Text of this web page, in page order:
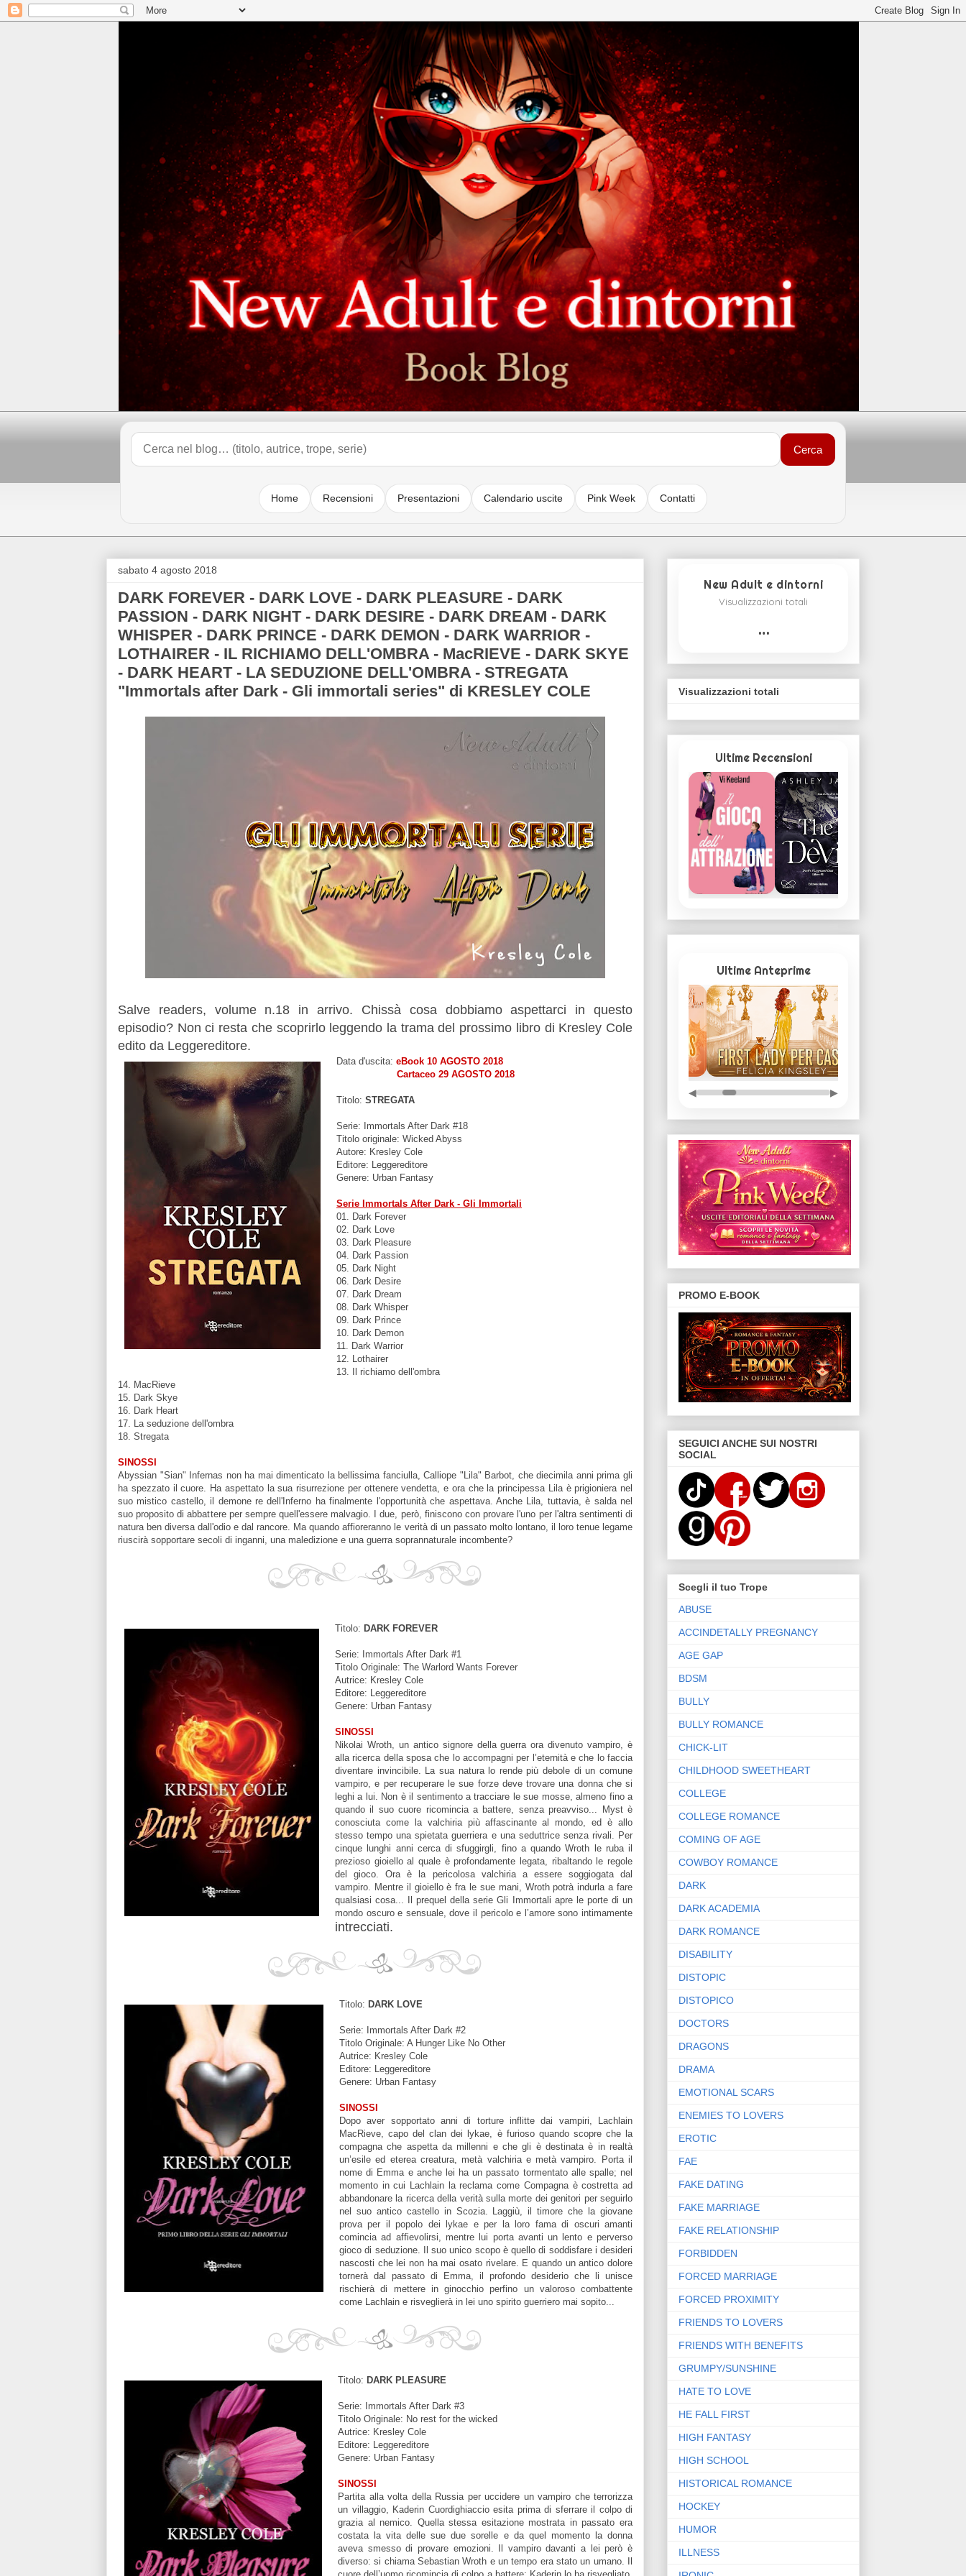
Cerca
Home Recensioni Presentazioni Calendario uscite Pink Week Contatti
sabato 4 agosto 2018
DARK FOREVER - DARK LOVE - DARK PLEASURE - DARK
PASSION - DARK NIGHT - DARK DESIRE - DARK DREAM - DARK
WHISPER - DARK PRINCE - DARK DEMON - DARK WARRIOR -
LOTHAIRER - IL RICHIAMO DELL'OMBRA - MacRIEVE - DARK SKYE
- DARK HEART - LA SEDUZIONE DELL'OMBRA - STREGATA
"Immortals after Dark - Gli immortali series" di KRESLEY COLE
Salve readers, volume n.18 in arrivo. Chissà cosa dobbiamo aspettarci in questo
episodio? Non ci resta che scoprirlo leggendo la trama del prossimo libro di Kresley Cole
edito da Leggereditore.
Data d'uscita: eBook 10 AGOSTO 2018
Cartaceo 29 AGOSTO 2018
Titolo: STREGATA
Serie: Immortals After Dark #18
Titolo originale: Wicked Abyss
Autore: Kresley Cole
Editore: Leggereditore
Genere: Urban Fantasy
Serie Immortals After Dark - Gli Immortali
01. Dark Forever
02. Dark Love
03. Dark Pleasure
04. Dark Passion
05. Dark Night
06. Dark Desire
07. Dark Dream
08. Dark Whisper
09. Dark Prince
10. Dark Demon
11. Dark Warrior
12. Lothairer
13. Il richiamo dell'ombra
14. MacRieve
15. Dark Skye
16. Dark Heart
17. La seduzione dell'ombra
18. Stregata
SINOSSI
Abyssian "Sian" Infernas non ha mai dimenticato la bellissima fanciulla, Calliope "Lila" Barbot, che diecimila anni prima gli
ha spezzato il cuore. Ha aspettato la sua risurrezione per ottenere vendetta, e ora che la principessa Lila è prigioniera nel
suo mistico castello, il demone re dell'Inferno ha finalmente l'opportunità che aspettava. Anche Lila, tuttavia, è salda nel
suo proposito di abbattere per sempre quell'essere malvagio. I due, però, finiscono con provare l'uno per l'altra sentimenti di
natura ben diversa dall'odio e dal rancore. Ma quando affioreranno le verità di un passato molto lontano, il loro tenue legame
riuscirà sopportare secoli di inganni, una maledizione e una guerra soprannaturale incombente?
Titolo: DARK FOREVER
Serie: Immortals After Dark #1
Titolo Originale: The Warlord Wants Forever
Autrice: Kresley Cole
Editore: Leggereditore
Genere: Urban Fantasy
SINOSSI
Nikolai Wroth, un antico signore della guerra ora divenuto vampiro, è
alla ricerca della sposa che lo accompagni per l’eternità e che lo faccia
diventare invincibile. La sua natura lo rende più debole di un comune
vampiro, e per recuperare le sue forze deve trovare una donna che si
leghi a lui. Non è il sentimento a tracciare le sue mosse, almeno fino a
quando il suo cuore ricomincia a battere, senza preavviso... Myst è
conosciuta come la valchiria più affascinante al mondo, ed è allo
stesso tempo una spietata guerriera e una seduttrice senza rivali. Per
cinque lunghi anni cerca di sfuggirgli, fino a quando Wroth le ruba il
prezioso gioiello al quale è profondamente legata, ribaltando le regole
del gioco. Ora è la pericolosa valchiria a essere soggiogata dal
vampiro. Mentre il gioiello è fra le sue mani, Wroth potrà indurla a fare
qualsiasi cosa... Il prequel della serie Gli Immortali apre le porte di un
mondo oscuro e sensuale, dove il pericolo e l’amore sono intimamente
intrecciati.
Titolo: DARK LOVE
Serie: Immortals After Dark #2
Titolo Originale: A Hunger Like No Other
Autrice: Kresley Cole
Editore: Leggereditore
Genere: Urban Fantasy
SINOSSI
Dopo aver sopportato anni di torture inflitte dai vampiri, Lachlain
MacRieve, capo del clan dei lykae, è furioso quando scopre che la
compagna che aspetta da millenni e che gli è destinata è in realtà
un’esile ed eterea creatura, metà valchiria e metà vampiro. Porta il
nome di Emma e anche lei ha un passato tormentato alle spalle; nel
momento in cui Lachlain la reclama come Compagna è costretta ad
abbandonare la ricerca della verità sulla morte dei genitori per seguirlo
nel suo antico castello in Scozia. Laggiù, il timore che la giovane
prova per il popolo dei lykae e per la loro fama di oscuri amanti
comincia ad affievolirsi, mentre lui porta avanti un lento e perverso
gioco di seduzione. Il suo unico scopo è quello di soddisfare i desideri
nascosti che lei non ha mai osato rivelare. E quando un antico dolore
tornerà dal passato di Emma, il profondo desiderio che li unisce
rischierà di mettere in ginocchio perfino un valoroso combattente
come Lachlain e risveglierà in lei uno spirito guerriero mai sopito...
Titolo: DARK PLEASURE
Serie: Immortals After Dark #3
Titolo Originale: No rest for the wicked
Autrice: Kresley Cole
Editore: Leggereditore
Genere: Urban Fantasy
SINOSSI
Partita alla volta della Russia per uccidere un vampiro che terrorizza
un villaggio, Kaderin Cuordighiaccio esita prima di sferrare il colpo di
grazia al nemico. Quella stessa esitazione mostrata in passato era
costata la vita delle sue due sorelle e da quel momento la donna
aveva smesso di provare emozioni. Il vampiro davanti a lei però è
diverso: si chiama Sebastian Wroth e un tempo era stato un umano. Il
New Adult e dintorni
Visualizzazioni totali
…
Visualizzazioni totali
Ultime Recensioni
Ultime Anteprime
◀ ▶
PROMO E-BOOK
SEGUICI ANCHE SUI NOSTRI
SOCIAL
Scegli il tuo Trope
ABUSE
ACCINDETALLY PREGNANCY
AGE GAP
BDSM
BULLY
BULLY ROMANCE
CHICK-LIT
CHILDHOOD SWEETHEART
COLLEGE
COLLEGE ROMANCE
COMING OF AGE
COWBOY ROMANCE
DARK
DARK ACADEMIA
DARK ROMANCE
DISABILITY
DISTOPIC
DISTOPICO
DOCTORS
DRAGONS
DRAMA
EMOTIONAL SCARS
ENEMIES TO LOVERS
EROTIC
FAE
FAKE DATING
FAKE MARRIAGE
FAKE RELATIONSHIP
FORBIDDEN
FORCED MARRIAGE
FORCED PROXIMITY
FRIENDS TO LOVERS
FRIENDS WITH BENEFITS
GRUMPY/SUNSHINE
HATE TO LOVE
HE FALL FIRST
HIGH FANTASY
HIGH SCHOOL
HISTORICAL ROMANCE
HOCKEY
HUMOR
ILLNESS